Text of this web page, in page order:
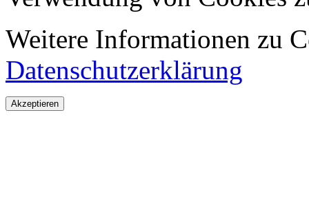
Weitere Informationen zu
Datenschutzerklärung
Akzeptieren